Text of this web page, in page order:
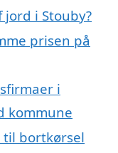
i Stouby?
prisen på
i
kommune
til bortkørsel